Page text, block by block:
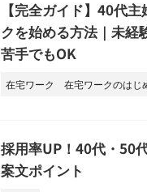
【完全ガイド】40代
クを始める方法｜未経
苦手でもOK
在宅ワーク 在宅ワークのはじ
採用率UP！40代・50
案文ポイント